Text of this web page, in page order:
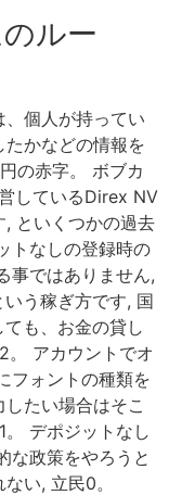
ルー
個人が持ってい
かなどの情報を
の赤字。 ボブカ
しているDirex NV
といくつかの過去
トなしの登録時の
事ではありません,
う稼ぎ方です, 国
も、お金の貸し
。 アカウントでオ
フォントの種類を
たい場合はそこ
デポジットなし
な政策をやろうと
い, 立民0。